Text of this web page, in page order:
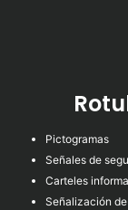
Pictogramas
Señales de
Carteles
Señalización